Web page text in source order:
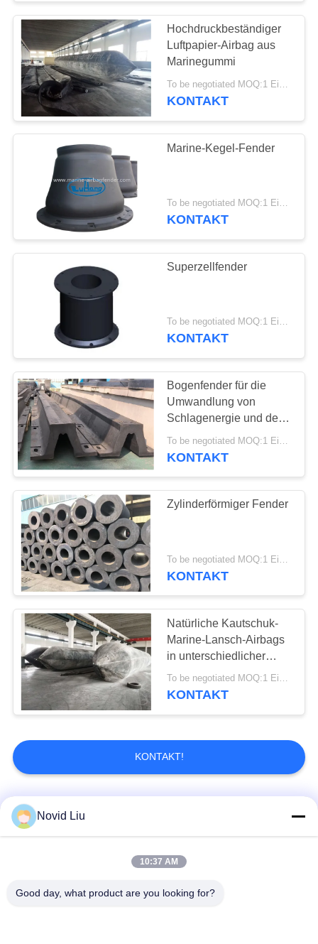
Hochdruckbeständiger
Luftpapier-Airbag aus
Marinegummi
To be negotiated MOQ:1 Einheit
KONTAKT
Marine-Kegel-Fender
To be negotiated MOQ:1 Einheit
KONTAKT
Superzellfender
To be negotiated MOQ:1 Einheit
KONTAKT
Bogenfender für die
Umwandlung von
Schlagenergie und den
Schutz von Schiffen und
Docks in Hafenanlagen
KONTAKT
Zylinderförmiger Fender
To be negotiated MOQ:1 Einheit
KONTAKT
Natürliche Kautschuk-
Marine-Lansch-Airbags
in unterschiedlicher
Größe
To be negotiated MOQ:1 Einheit
KONTAKT
KONTAKT!
Beliebte Kategorien Alle
pneumatischer
Novid Liu
10:37 AM
Good day, what product are you looking for?